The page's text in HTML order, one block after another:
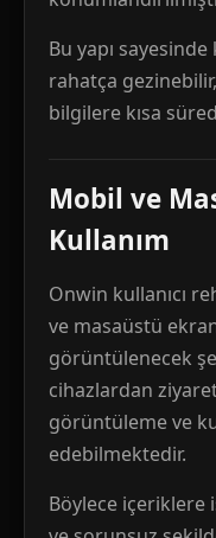
Bu yapı
rahatça
bilgilere kısa
Mobil ve
Kullanım
Onwin kullanıcı
ve masaüstü
görüntülenecek
cihazlardan
görüntüleme ve
edebilmektedir.
Böylece içeriklere